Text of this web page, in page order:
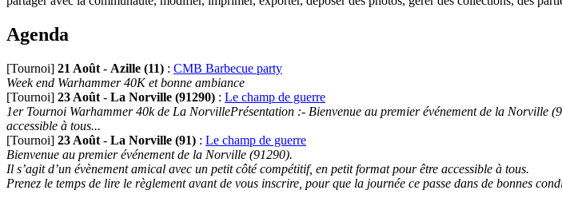
Agenda
[Tournoi] 21 Août - Azille (11) : CMB Barbecue party
Week end Warhammer 40K et bonne ambiance
[Tournoi] 23 Août - La Norville (91290) : Le champ de guerre
1er Tournoi Warhammer 40k de La NorvillePrésentation :- Bienvenue au premier événement de la Norville
accessible à tous...
[Tournoi] 23 Août - La Norville (91) : Le champ de guerre
Bienvenue au premier événement de la Norville (91290).
Il s’agit d’un évènement amical avec un petit côté compétitif, en petit format pour être accessible à tous.
Prenez le temps de lire le règlement avant de vous inscrire, pour que la journée ce passe dans de bonnes